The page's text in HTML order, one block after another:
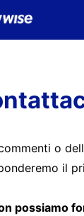
o
il
possiamo